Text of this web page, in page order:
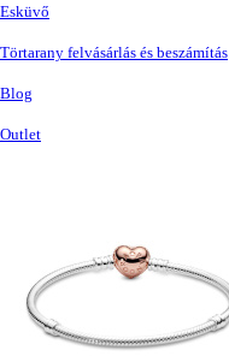
Esküvő
Törtarany felvásárlás és beszámítás
Blog
Outlet